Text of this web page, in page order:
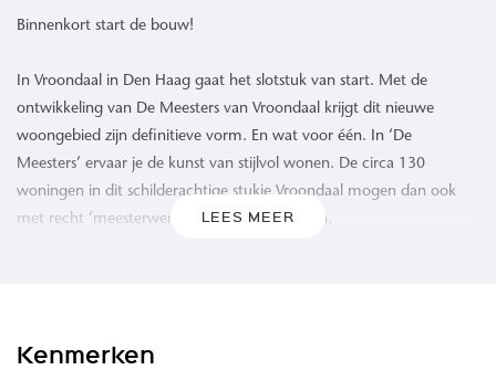
Binnenkort start de bouw!
In Vroondaal in Den Haag gaat het slotstuk van start. Met de
ontwikkeling van De Meesters van Vroondaal krijgt dit nieuwe
woongebied zijn definitieve vorm. En wat voor één. In ‘De
Meesters’ ervaar je de kunst van stijlvol wonen. De circa 130
woningen in dit schilderachtige stukje Vroondaal mogen dan ook
met recht ‘meesterwerken’ genoemd worden.
wijken, wat zorgt voor een verfijnd en afwisselend gevelbeeld.
LEES MEER
Kenmerken